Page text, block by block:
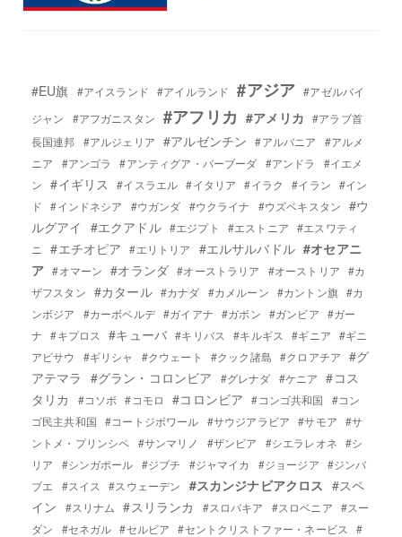
#EU旗 #アイスランド #アイルランド #アジア #アゼルバイ
ジャン
#アフガニスタン #アフリカ #アメリカ #アラブ首
長国連邦 #アルジェリア #アルゼンチン #アルバニア
#アルメ
ニア
#アンゴラ #アンティグア・バーブーダ #アンドラ
#イエメ
ン
#イギリス #イスラエル #イタリア #イラク #イラン #イン
ド
#インドネシア #ウガンダ #ウクライナ #ウズベキスタン
#ウ
ルグアイ #エクアドル #エジプト #エストニア #エスワティ
ニ
#エチオピア #エリトリア #エルサルバドル #オセアニ
ア #オマーン #オランダ #オーストラリア #オーストリア #カ
ザフスタン #カタール #カナダ #カメルーン #カントン旗 #カ
ンボジア
#カーボベルデ #ガイアナ #ガボン #ガンビア #ガー
ナ
#キプロス #キューバ #キリバス #キルギス #ギニア #ギニ
アビサウ
#ギリシャ #クウェート #クック諸島 #クロアチア
#グ
アテマラ #グラン・コロンビア #グレナダ #ケニア
#コス
タリカ
#コソボ #コモロ #コロンビア #コンゴ共和国
#コン
ゴ民主共和国 #コートジボワール #サウジアラビア #サモア #サ
ントメ・プリンシペ #サンマリノ #ザンビア #シエラレオネ #シ
リア
#シンガポール #ジブチ #ジャマイカ #ジョージア #ジンバ
ブエ
#スイス #スウェーデン #スカンジナビアクロス #スペ
イン
#スリナム #スリランカ #スロバキア #スロベニア #スー
ダン
#セネガル #セルビア #セントクリストファー・ネービス
#